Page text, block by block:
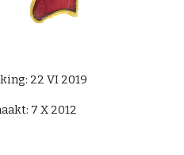
22 VI 2019
7 X 2012